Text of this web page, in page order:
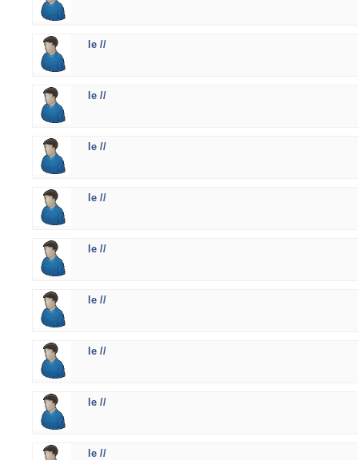
le //
le //
le //
le //
le //
le //
le //
le //
le //